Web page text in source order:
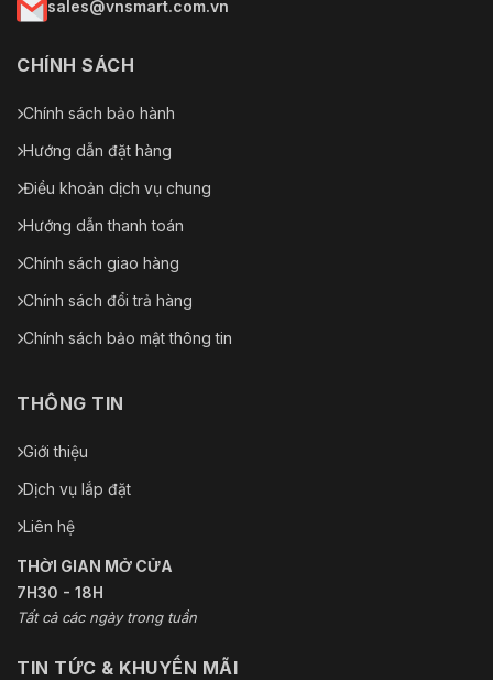
sales@vnsmart.com.vn
CHÍNH SÁCH
Chính sách bảo hành
Hướng dẫn đặt hàng
Điều khoản dịch vụ chung
Hướng dẫn thanh toán
Chính sách giao hàng
Chính sách đổi trả hàng
Chính sách bảo mật thông tin
THÔNG TIN
Giới thiệu
Dịch vụ lắp đặt
Liên hệ
THỜI GIAN MỞ CỬA
7H30 - 18H
Tất cả các ngày trong tuần
TIN TỨC & KHUYẾN MÃI